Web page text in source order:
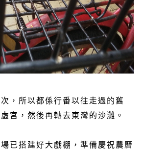
，所以都係行番以往走過的舊
宮，然後再轉去東灣的沙灘。
已搭建好大戲棚，準備慶祝農曆